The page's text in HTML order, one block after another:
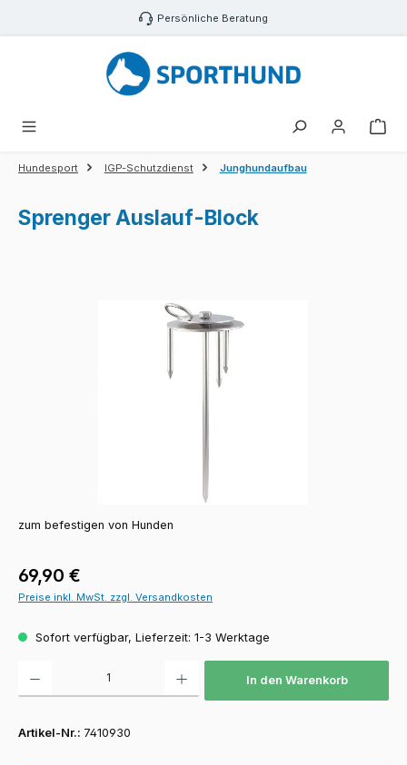
Zum Hauptinhalt springen Persönliche Beratung
Hundesport IGP-Schutzdienst Junghundaufbau
Sprenger Auslauf-Block
Bildergalerie überspringen
zum befestigen von Hunden
Regulärer Preis:
69,90 €
Preise inkl. MwSt. zzgl. Versandkosten
Sofort verfügbar, Lieferzeit: 1-3 Werktage
In den Warenkorb
Artikel-Nr.: 7410930